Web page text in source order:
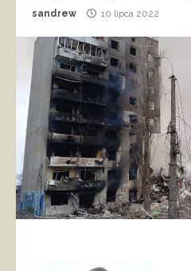
sandrew 10 lipca 2022